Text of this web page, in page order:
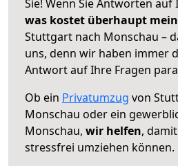
Sie! Wenn Sie Antworten auf
was kostet überhaupt
Stuttgart nach Monschau –
uns, denn wir haben immer
Antwort auf Ihre Fragen
Ob ein Privatumzug von
Monschau oder ein
Monschau, wir helfen,
stressfrei umziehen können.